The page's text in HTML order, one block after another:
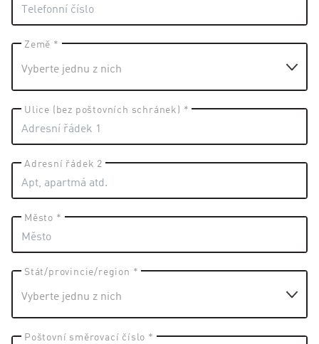
Země *
Ulice (bez poštovních schránek) *
Adresní řádek 2
Město *
Stát/provincie/region *
Poštovní směrovací číslo *